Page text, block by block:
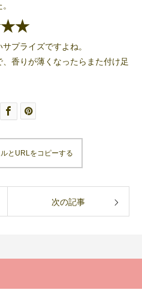
プライズですよね。
香りが薄くなったらまた付け足
とURLをコピーする
次の記事